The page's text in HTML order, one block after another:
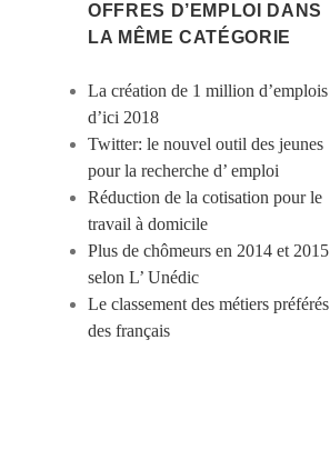
OFFRES D’EMPLOI DANS
LA MÊME CATÉGORIE
La création de 1 million d’emplois
d’ici 2018
Twitter: le nouvel outil des jeunes
pour la recherche d’ emploi
Réduction de la cotisation pour le
travail à domicile
Plus de chômeurs en 2014 et 2015
selon L’ Unédic
Le classement des métiers préférés
des français